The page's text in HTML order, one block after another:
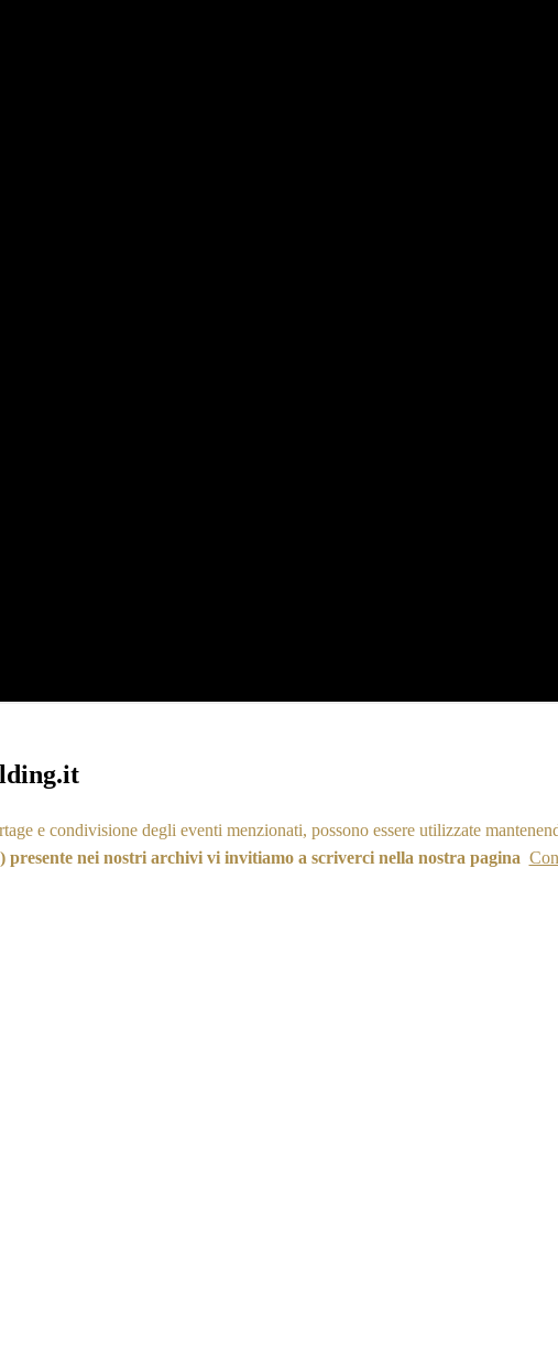
e condivisione degli eventi menzionati, possono essere utilizzate
nei nostri archivi vi invitiamo a scriverci nella nostra pagina